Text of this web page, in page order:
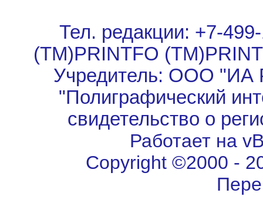
Тел. редакции: +7-
(TM)PRINTFO
Учредитель: ООО "ИА
"Полиграфический
свидетельство о
Работает на
Copyright ©2000 -